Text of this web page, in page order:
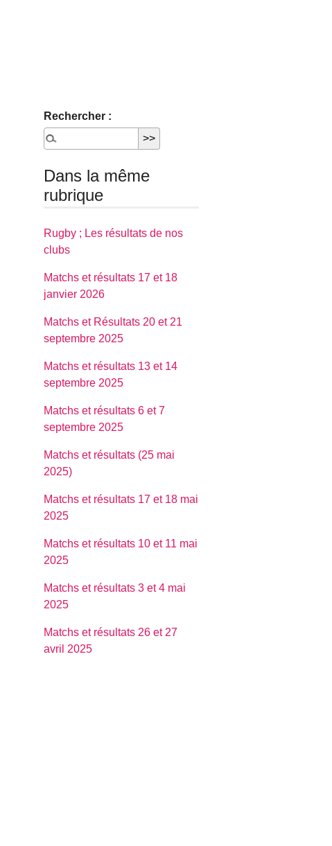
Rechercher :
Dans la même
rubrique
Rugby ; Les résultats de nos
clubs
Matchs et résultats 17 et 18
janvier 2026
Matchs et Résultats 20 et 21
septembre 2025
Matchs et résultats 13 et 14
septembre 2025
Matchs et résultats 6 et 7
septembre 2025
Matchs et résultats (25 mai
2025)
Matchs et résultats 17 et 18 mai
2025
Matchs et résultats 10 et 11 mai
2025
Matchs et résultats 3 et 4 mai
2025
Matchs et résultats 26 et 27
avril 2025